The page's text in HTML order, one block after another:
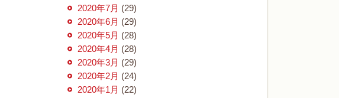
2020年7月 (29)
2020年6月 (29)
2020年5月 (28)
2020年4月 (28)
2020年3月 (29)
2020年2月 (24)
2020年1月 (22)